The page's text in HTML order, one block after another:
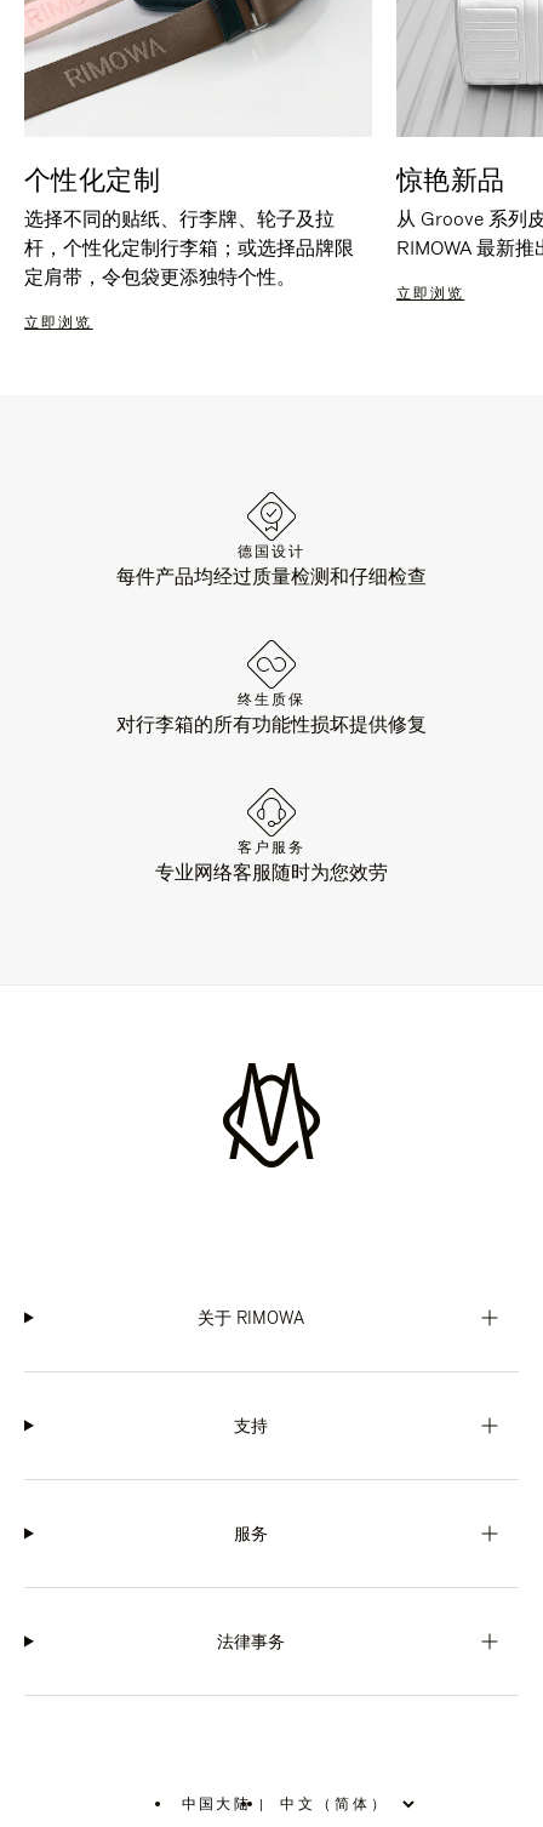
个性化定制
选择不同的贴纸、行李牌、轮子及拉
杆，个性化定制行李箱；或选择品牌限
定肩带，令包袋更添独特个性。
立即浏览
惊艳新品
从 Groove 系列
RIMOWA 最新
立即浏览
德国设计
每件产品均经过质量检测和仔细检查
终生质保
对行李箱的所有功能性损坏提供修复
客户服务
专业网络客服随时为您效劳
关于 RIMOWA
支持
服务
法律事务
中国大陆 |